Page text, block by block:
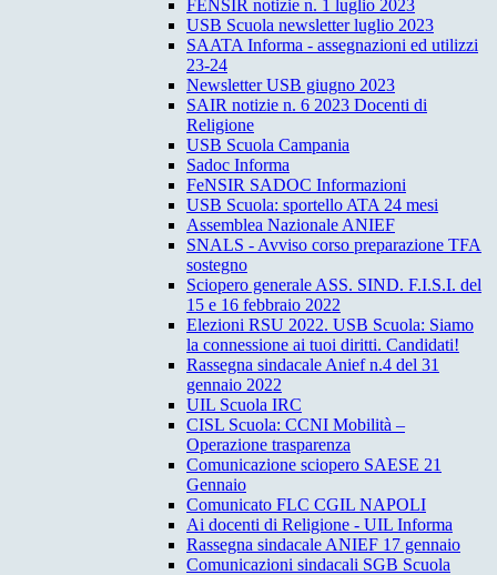
FENSIR notizie n. 1 luglio 2023
USB Scuola newsletter luglio 2023
SAATA Informa - assegnazioni ed utilizzi
23-24
Newsletter USB giugno 2023
SAIR notizie n. 6 2023 Docenti di
Religione
USB Scuola Campania
Sadoc Informa
FeNSIR SADOC Informazioni
USB Scuola: sportello ATA 24 mesi
Assemblea Nazionale ANIEF
SNALS - Avviso corso preparazione TFA
sostegno
Sciopero generale ASS. SIND. F.I.S.I. del
15 e 16 febbraio 2022
Elezioni RSU 2022. USB Scuola: Siamo
la connessione ai tuoi diritti. Candidati!
Rassegna sindacale Anief n.4 del 31
gennaio 2022
UIL Scuola IRC
CISL Scuola: CCNI Mobilità –
Operazione trasparenza
Comunicazione sciopero SAESE 21
Gennaio
Comunicato FLC CGIL NAPOLI
Ai docenti di Religione - UIL Informa
Rassegna sindacale ANIEF 17 gennaio
Comunicazioni sindacali SGB Scuola